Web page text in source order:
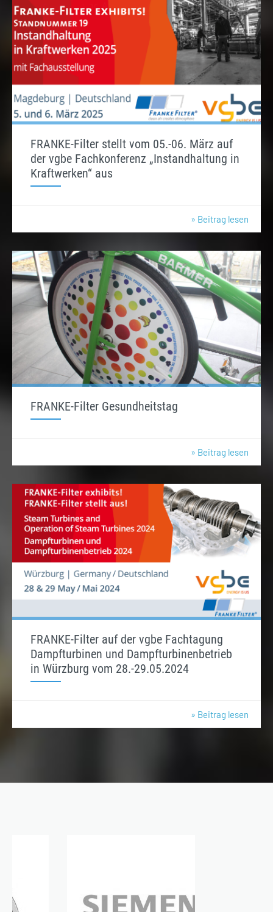
FRANKE-Filter stellt vom 05.-06. März auf
der vgbe Fachkonferenz „Instandhaltung in
Kraftwerken“ aus
» Beitrag lesen
FRANKE-Filter Gesundheitstag
» Beitrag lesen
FRANKE-Filter auf der vgbe Fachtagung
Dampfturbinen und Dampfturbinenbetrieb
in Würzburg vom 28.-29.05.2024
» Beitrag lesen